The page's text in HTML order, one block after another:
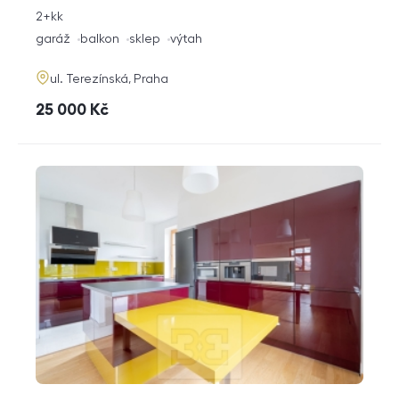
rozměry
2+kk
funkce
garáž balkon sklep výtah
adresa
ul. Terezínská, Praha
cena
25 000 Kč